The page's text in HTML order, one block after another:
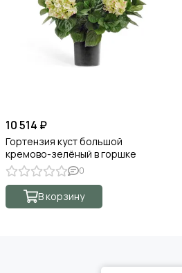
10 514 ₽
Гортензия куст большой
кремово-зелёный в горшке
0
В корзину